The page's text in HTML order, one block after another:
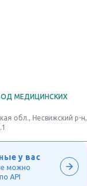
МЕДИЦИНСКИХ
обл., Несвижский р-н,
у вас
можно
API